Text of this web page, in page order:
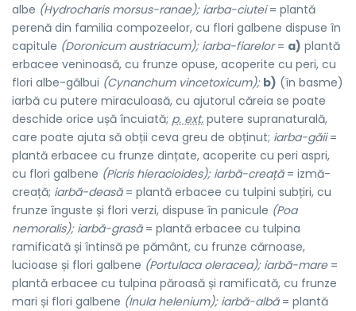
albe (Hydrocharis morsus-ranae); iarba-ciutei= plantă
perenă din familia compozeelor, cu flori galbene dispuse în
capitule (Doronicum austriacum); iarba-fiarelor= a) plantă
erbacee veninoasă, cu frunze opuse, acoperite cu peri, cu
flori albe-gălbui (Cynanchum vincetoxicum); b) (în basme)
iarbă cu putere miraculoasă, cu ajutorul căreia se poate
deschide orice ușă încuiată; p. ext. putere supranaturală,
care poate ajuta să obții ceva greu de obținut; iarba-găii=
plantă erbacee cu frunze dințate, acoperite cu peri aspri,
cu flori galbene (Picris hieracioides); iarbă-creață= izmă-
creață; iarbă-deasă= plantă erbacee cu tulpini subțiri, cu
frunze înguste și flori verzi, dispuse în panicule (Poa
nemoralis); iarbă-grasă= plantă erbacee cu tulpina
ramificată și întinsă pe pământ, cu frunze cărnoase,
lucioase și flori galbene (Portulaca oleracea); iarbă-mare=
plantă erbacee cu tulpina păroasă și ramificată, cu frunze
mari și flori galbene (Inula helenium); iarbă-albă= plantă